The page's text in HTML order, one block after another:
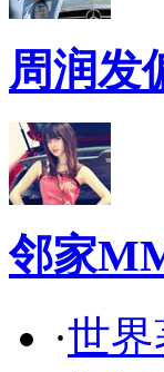
周润发
邻家
·世